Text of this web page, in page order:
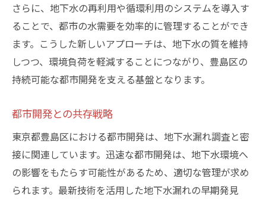
さらに、地下水の再利用や循環利用のシステムを導入す
ることで、都市の水需要を効率的に管理することができ
ます。こうした新しいアプローチは、地下水の質を維持
しつつ、環境負荷を軽減することにつながり、豊島区の
持続可能な都市開発を支える基盤となります。
都市開発との共存戦略
東京都豊島区における都市開発は、地下水漏れ調査と密
接に関連しています。迅速な都市開発は、地下水環境へ
の影響をもたらす可能性があるため、適切な管理が求め
られます。最新技術を活用した地下水漏れの早期発見